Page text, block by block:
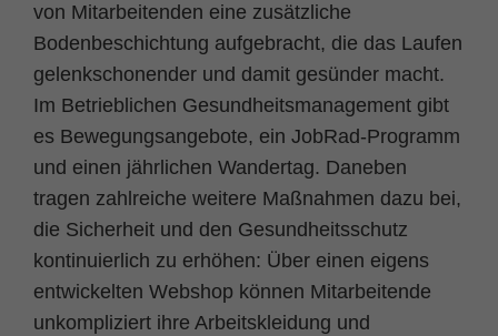
von Mitarbeitenden eine zusätzliche
Bodenbeschichtung aufgebracht, die das Laufen
gelenkschonender und damit gesünder macht.
Im Betrieblichen Gesundheitsmanagement gibt
es Bewegungsangebote, ein JobRad-Programm
und einen jährlichen Wandertag. Daneben
tragen zahlreiche weitere Maßnahmen dazu bei,
die Sicherheit und den Gesundheitsschutz
kontinuierlich zu erhöhen: Über einen eigens
entwickelten Webshop können Mitarbeitende
unkompliziert ihre Arbeitskleidung und